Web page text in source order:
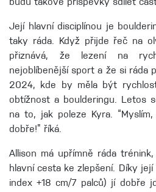
budu takové příspěvky sdílet
Její hlavní disciplínou je
taky ráda. Když přijde řeč na
přiznává, že lezení na
nejoblíbenější sport a že si ráda
2024, kde by měla být
obtížnost a boulderingu. Letos
na to, jak poleze Kyra.
dobře!” říká.
Allison má upřímně ráda
hlavní cesta ke zlepšení. Díky
index +18 cm/7 palců) jí dobře